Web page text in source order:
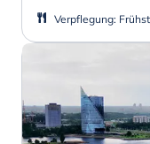
Verpflegung: